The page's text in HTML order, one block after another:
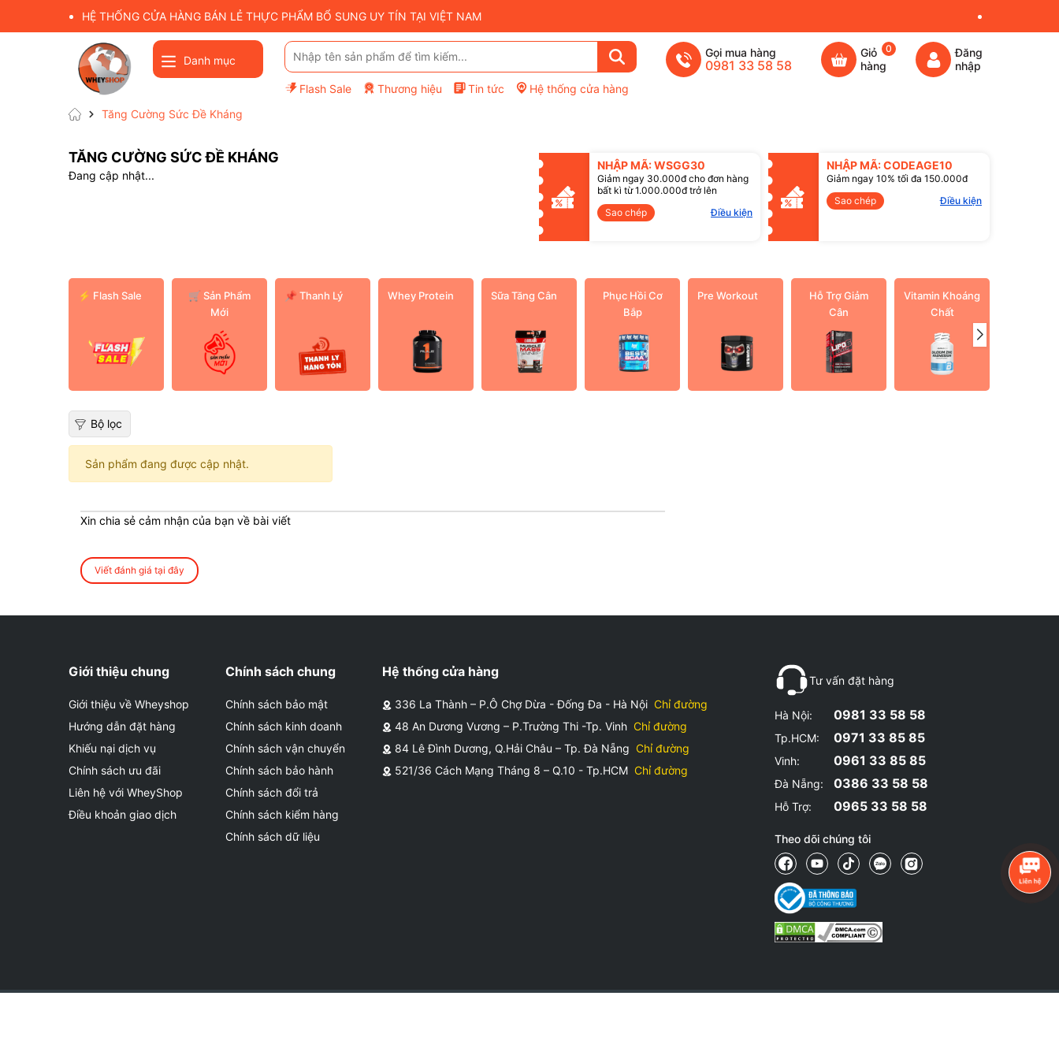
HỆ THỐNG CỬA HÀNG BÁN LẺ THỰC PHẨM BỔ SUNG UY TÍN TẠI VIỆT NAM
Danh mục
Flash Sale Thương hiệu Tin tức Hệ thống cửa hàng
Gọi mua hàng
0981 33 58 58
Giỏ
hàng
0
Đăng
nhập
Tăng Cường Sức Đề Kháng
TĂNG CƯỜNG SỨC ĐỀ KHÁNG
Đang cập nhật...
NHẬP MÃ: WSGG30
Giảm ngay 30.000đ cho đơn hàng
bất kì từ 1.000.000đ trở lên
Sao chép
Điều kiện
NHẬP MÃ: CODEAGE10
Giảm ngay 10% tối đa 150.000đ
Sao chép
Điều kiện
⚡ Flash Sale
️🛒 Sản Phẩm
Mới
📌 Thanh Lý Whey Protein Sữa Tăng Cân
Phục Hồi Cơ
Bắp
Pre Workout
Hỗ Trợ Giảm
Cân
Vitamin Khoáng
Chất
Bộ lọc
Sản phẩm đang được cập nhật.
Xin chia sẻ cảm nhận của bạn về bài viết
Viết đánh giá tại đây
Giới thiệu chung
Giới thiệu về Wheyshop
Hướng dẫn đặt hàng
Khiếu nại dịch vụ
Chính sách ưu đãi
Liên hệ với WheyShop
Điều khoản giao dịch
Chính sách chung
Chính sách bảo mật
Chính sách kinh doanh
Chính sách vận chuyển
Chính sách bảo hành
Chính sách đổi trả
Chính sách kiểm hàng
Chính sách dữ liệu
Hệ thống cửa hàng
336 La Thành – P.Ô Chợ Dừa - Đống Đa - Hà Nội Chỉ đường
48 An Dương Vương – P.Trường Thi -Tp. Vinh Chỉ đường
84 Lê Đình Dương, Q.Hải Châu – Tp. Đà Nẵng Chỉ đường
521/36 Cách Mạng Tháng 8 – Q.10 - Tp.HCM Chỉ đường
Tư vấn đặt hàng
Hà Nội: 0981 33 58 58
Tp.HCM: 0971 33 85 85
Vinh: 0961 33 85 85
Đà Nẵng: 0386 33 58 58
Hỗ Trợ: 0965 33 58 58
Theo dõi chúng tôi